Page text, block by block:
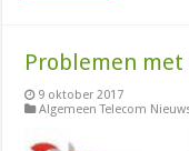
Problemen met
9 oktober 2017
Algemeen Telecom